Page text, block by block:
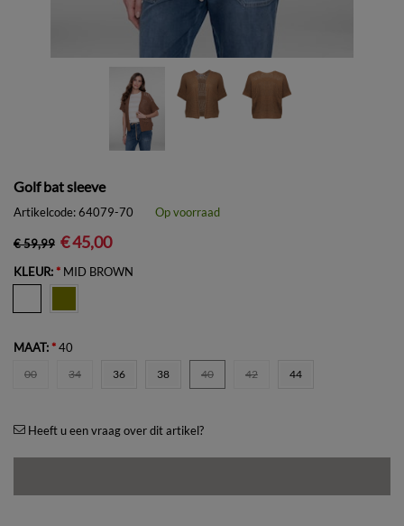
Golf bat sleeve
Artikelcode:64079-70 Op voorraad
€ 59,99 € 45,00
KLEUR:* MID BROWN
MAAT:*40
00 34 36 38 40 42 44
Heeft u een vraag over dit artikel?